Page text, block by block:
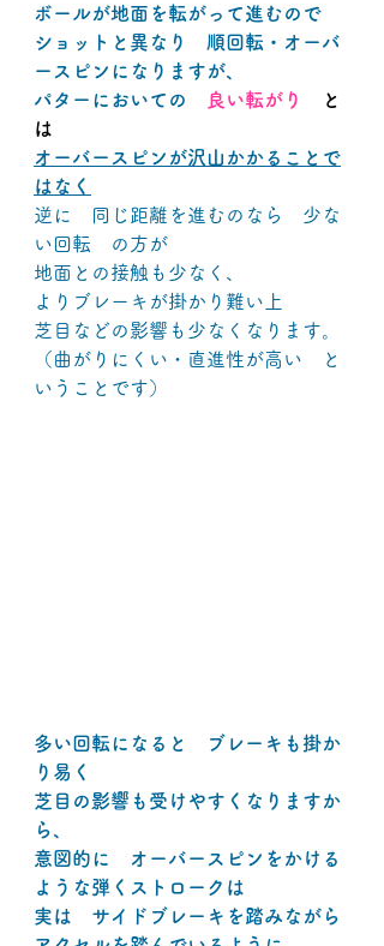
ボールが地面を転がって進むので
ショットと異なり　順回転・オーバ
ースピンになりますが、
パターにおいての
良い転がり
と
は
オーバースピンが沢山かかることで
はなく
逆に　同じ距離を進むのなら　少な
い回転　の方が
地面との接触も少なく、
よりブレーキが掛かり難い上
芝目などの影響も少なくなります。
（曲がりにくい・直進性が高い　と
いうことです）
多い回転になると　ブレーキも掛か
り易く
芝目の影響も受けやすくなりますか
ら、
意図的に　オーバースピンをかける
ような弾くストロークは
実は　サイドブレーキを踏みながら